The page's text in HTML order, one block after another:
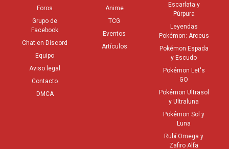
Foros
Grupo de
Facebook
Chat en Discord
Equipo
Aviso legal
Contacto
DMCA
Anime
TCG
Eventos
Artículos
Escarlata y
Púrpura
Leyendas
Pokémon: Arceus
Pokémon Espada
y Escudo
Pokémon Let's
GO
Pokémon Ultrasol
y Ultraluna
Pokémon Sol y
Luna
Rubí Omega y
Zafiro Alfa